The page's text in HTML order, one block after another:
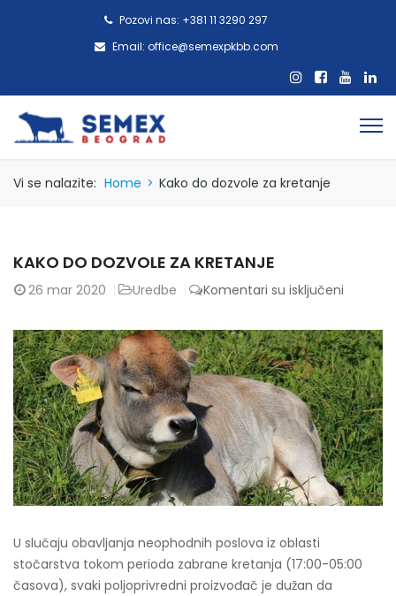
Pozovi nas: +381 11 3290 297
Email: office@semexpkbb.com
Vi se nalazite: Home > Kako do dozvole za kretanje
KAKO DO DOZVOLE ZA KRETANJE
26 mar 2020 Uredbe Komentari su isključeni
do
dozvole
za
kretanje
U slučaju obavljanja neophodnih poslova iz oblasti
stočarstva tokom perioda zabrane kretanja (17:00-05:00
časova), svaki poljoprivredni proizvođač je dužan da